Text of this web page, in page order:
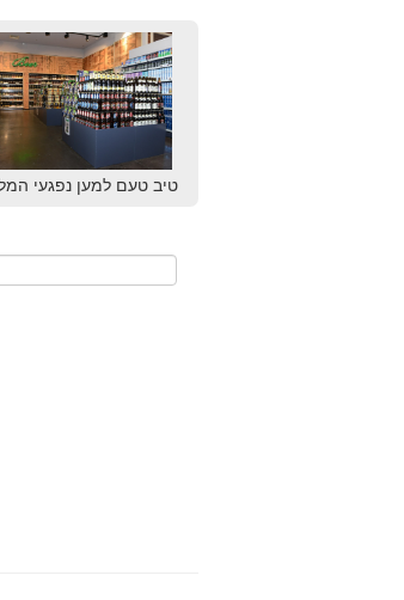
טיב טעם למען נפגעי